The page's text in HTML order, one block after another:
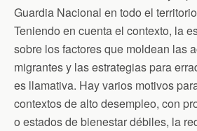
Guardia Nacional en todo el
Teniendo en cuenta el contexto, la
sobre los factores que moldean las
migrantes y las estrategias para
es llamativa. Hay varios motivos
contextos de alto desempleo, con
o estados de bienestar débiles, la